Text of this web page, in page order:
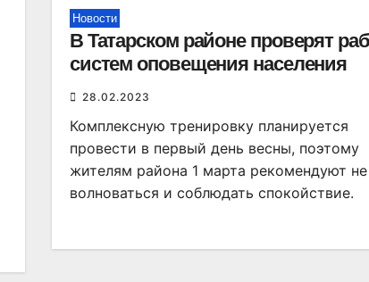
Новости
В Татарском районе проверят
систем оповещения населения
28.02.2023
Комплексную тренировку планируется
провести в первый день весны, поэтому
жителям района 1 марта рекомендуют не
волноваться и соблюдать спокойствие.